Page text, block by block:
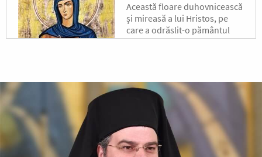
Această floare duhovnicească
și mireasă a lui Hristos, pe
care a odrăslit-o pământul
binecuvântat al Moldovei, s-a
După-prăznuirea
Schimbării la Față a
Domnului
Schimbarea la Față a